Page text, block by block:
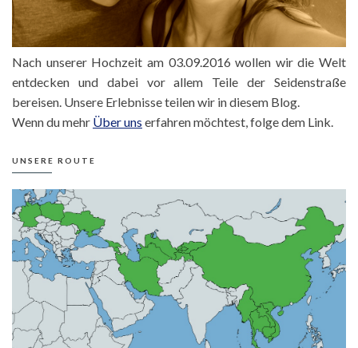
Nach unserer Hochzeit am 03.09.2016 wollen wir die Welt
entdecken und dabei vor allem Teile der Seidenstraße
bereisen. Unsere Erlebnisse teilen wir in diesem Blog.
Wenn du mehr Über uns erfahren möchtest, folge dem Link.
UNSERE ROUTE